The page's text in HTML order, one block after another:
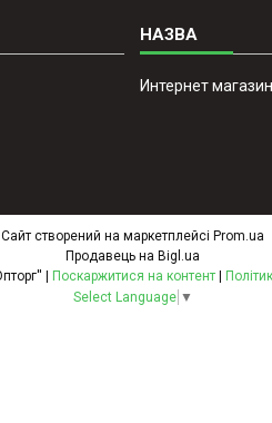
Интернет
Сайт створений на маркетплейсі Prom.ua
Продавець на Bigl.ua
Поскаржитися на контент
Select Language ▼